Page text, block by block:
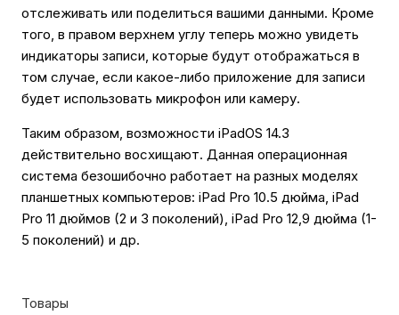
отслеживать или поделиться вашими данными. Кроме
того, в правом верхнем углу теперь можно увидеть
индикаторы записи, которые будут отображаться в
том случае, если какое-либо приложение для записи
будет использовать микрофон или камеру.
Таким образом, возможности iPadOS 14.3
действительно восхищают. Данная операционная
система безошибочно работает на разных моделях
планшетных компьютеров: iPad Pro 10.5 дюйма, iPad
Pro 11 дюймов (2 и 3 поколений), iPad Pro 12,9 дюйма (1-
5 поколений) и др.
Товары